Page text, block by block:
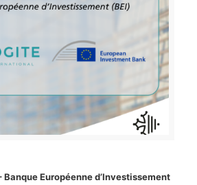
Européenne d’Investissement